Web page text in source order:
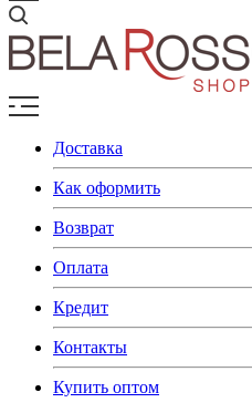
Доставка
Как оформить
Возврат
Оплата
Кредит
Контакты
Купить оптом